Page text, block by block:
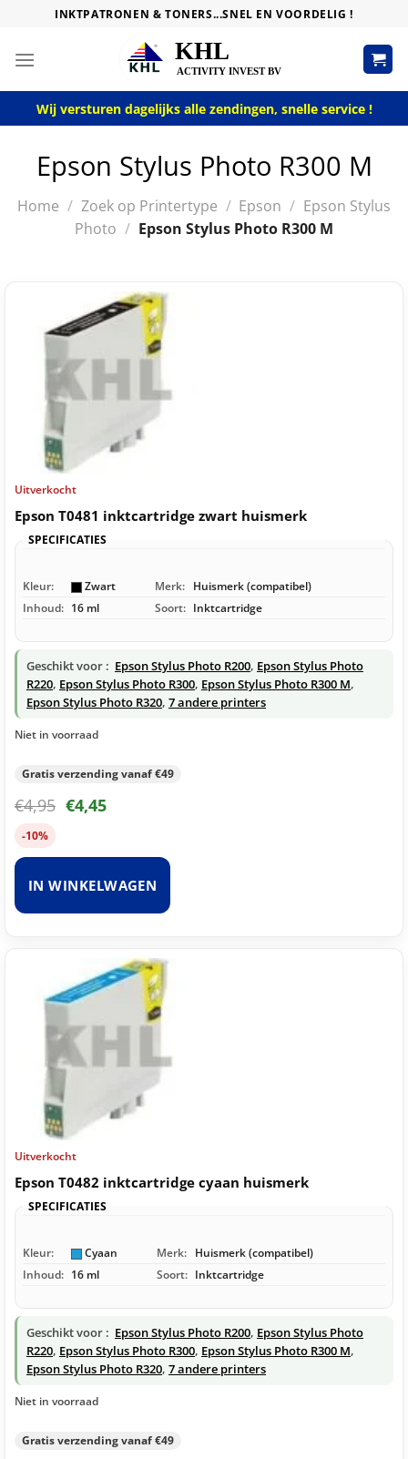
content
INKTPATRONEN & TONERS...SNEL EN VOORDELIG !
Wij versturen dagelijks alle zendingen, snelle service !
Epson Stylus Photo R300 M
Home / Zoek op Printertype / Epson / Epson Stylus
Photo / Epson Stylus Photo R300 M
Uitverkocht
Epson T0481 inktcartridge zwart huismerk
SPECIFICATIES
Kleur: Zwart Merk: Huismerk (compatibel)
Inhoud: 16 ml Soort: Inktcartridge
Geschikt voor : Epson Stylus Photo R200, Epson Stylus Photo
R220, Epson Stylus Photo R300, Epson Stylus Photo R300 M,
Epson Stylus Photo R320, 7 andere printers
Niet in voorraad
Gratis verzending vanaf €49
€4,95 €4,45
-10%
IN WINKELWAGEN
Uitverkocht
Epson T0482 inktcartridge cyaan huismerk
SPECIFICATIES
Kleur: Cyaan Merk: Huismerk (compatibel)
Inhoud: 16 ml Soort: Inktcartridge
Geschikt voor : Epson Stylus Photo R200, Epson Stylus Photo
R220, Epson Stylus Photo R300, Epson Stylus Photo R300 M,
Epson Stylus Photo R320, 7 andere printers
Niet in voorraad
Gratis verzending vanaf €49